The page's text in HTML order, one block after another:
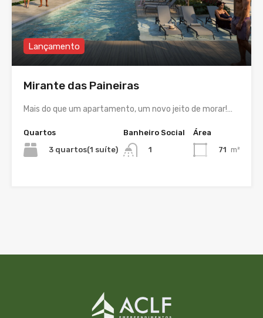
Lançamento
Mirante das Paineiras
Mais do que um apartamento, um novo jeito de morar!…
Quartos
3 quartos(1 suíte)
Banheiro Social
1
Área
71 m²